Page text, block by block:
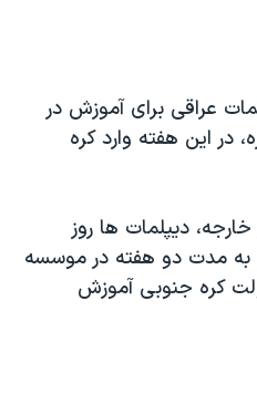
می گويد ۱۵ ديپلمات عراقی برای آموزش در
در اين هفته وارد کره
ديپلمات ها روز
به مدت دو هفته در موسسه
کره جنوبی آموزش